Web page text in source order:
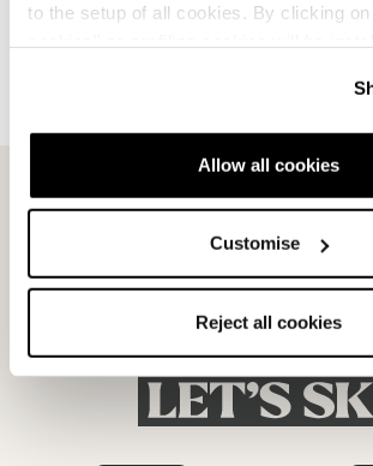
to the setup of all cookies. By clicking
Allow all cookies
Customise
Reject all cookies
Verkaufsbedingungen
Rückgabe beantragen